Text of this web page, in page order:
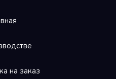
для
Как правило, они
на заказ